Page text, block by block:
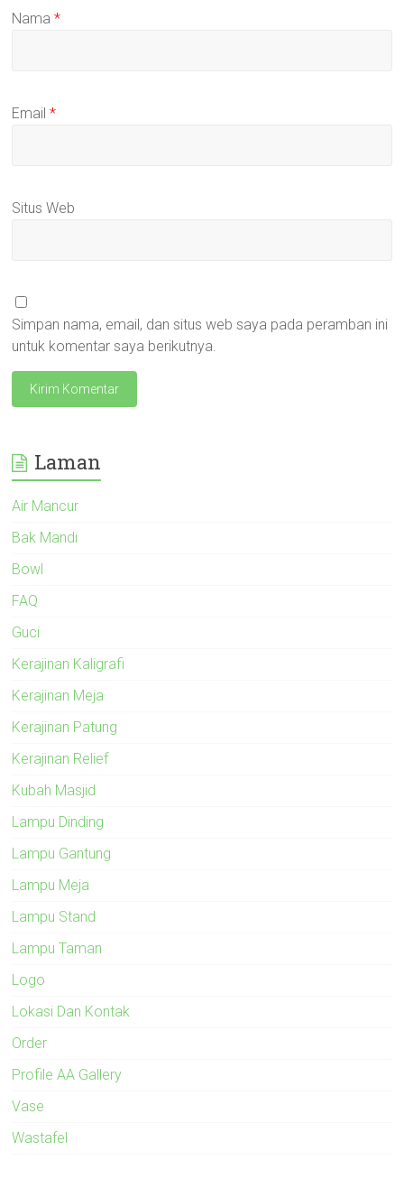
Nama*
Email*
Situs Web
Simpan nama, email, dan situs web saya pada peramban ini
untuk komentar saya berikutnya.
Laman
Air Mancur
Bak Mandi
Bowl
FAQ
Guci
Kerajinan Kaligrafi
Kerajinan Meja
Kerajinan Patung
Kerajinan Relief
Kubah Masjid
Lampu Dinding
Lampu Gantung
Lampu Meja
Lampu Stand
Lampu Taman
Logo
Lokasi Dan Kontak
Order
Profile AA Gallery
Vase
Wastafel